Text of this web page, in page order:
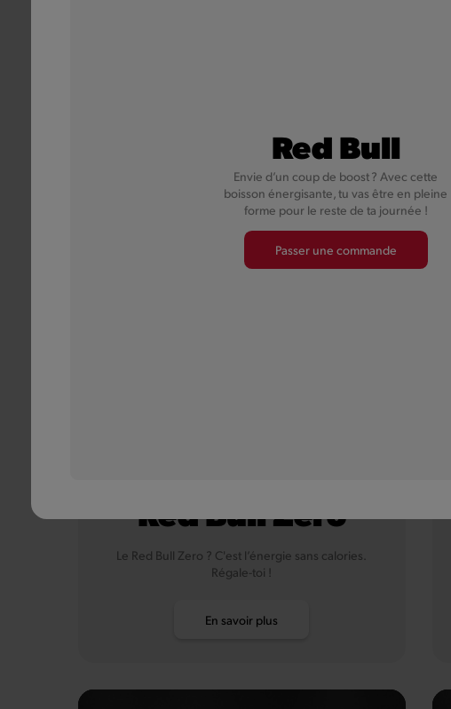
En savoir plus
Red Bull Zero
Le Red Bull Zero ? C'est l’énergie sans calories.
Régale-toi !
En savoir plus
Red Bull
Envie d’un coup de boost ? Avec cette
boisson énergisante, tu vas être en pleine
forme pour le reste de ta journée !
Passer une commande